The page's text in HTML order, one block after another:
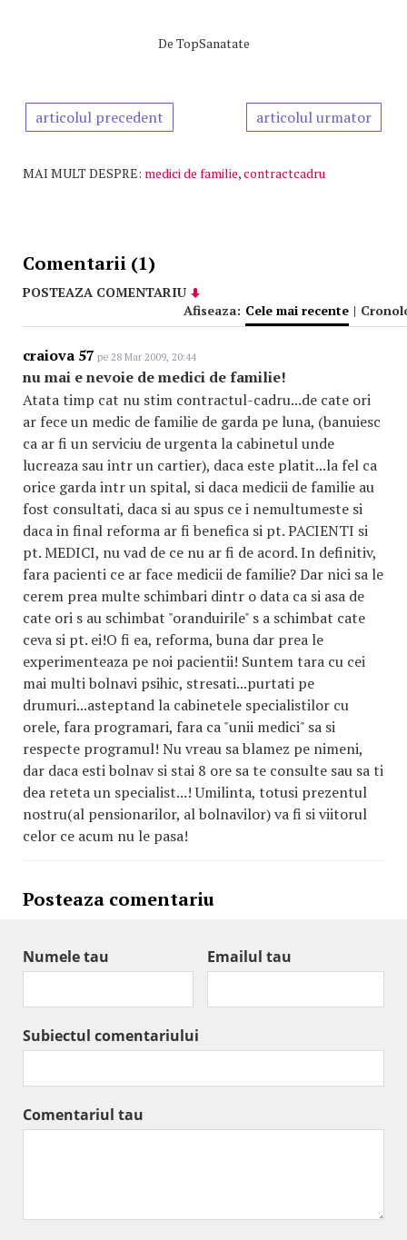
De TopSanatate
articolul precedent articolul urmator
MAI MULT DESPRE: medici de familie,contractcadru
Comentarii (1)
POSTEAZA COMENTARIU
Afiseaza: Cele mai recente |
craiova 57 pe 28 Mar 2009, 20:44
nu mai e nevoie de medici de familie!
Atata timp cat nu stim contractul-cadru...de cate ori
ar fece un medic de familie de garda pe luna, (banuiesc
ca ar fi un serviciu de urgenta la cabinetul unde
lucreaza sau intr un cartier), daca este platit...la fel ca
orice garda intr un spital, si daca medicii de familie au
fost consultati, daca si au spus ce i nemultumeste si
daca in final reforma ar fi benefica si pt. PACIENTI si
pt. MEDICI, nu vad de ce nu ar fi de acord. In definitiv,
fara pacienti ce ar face medicii de familie? Dar nici sa le
cerem prea multe schimbari dintr o data ca si asa de
cate ori s au schimbat "oranduirile" s a schimbat cate
ceva si pt. ei!O fi ea, reforma, buna dar prea le
experimenteaza pe noi pacientii! Suntem tara cu cei
mai multi bolnavi psihic, stresati...purtati pe
drumuri...asteptand la cabinetele specialistilor cu
orele, fara programari, fara ca "unii medici" sa si
respecte programul! Nu vreau sa blamez pe nimeni,
dar daca esti bolnav si stai 8 ore sa te consulte sau sa ti
dea reteta un specialist...! Umilinta, totusi prezentul
nostru(al pensionarilor, al bolnavilor) va fi si viitorul
celor ce acum nu le pasa!
Posteaza comentariu
Numele tau Emailul tau
Subiectul comentariului
Comentariul tau